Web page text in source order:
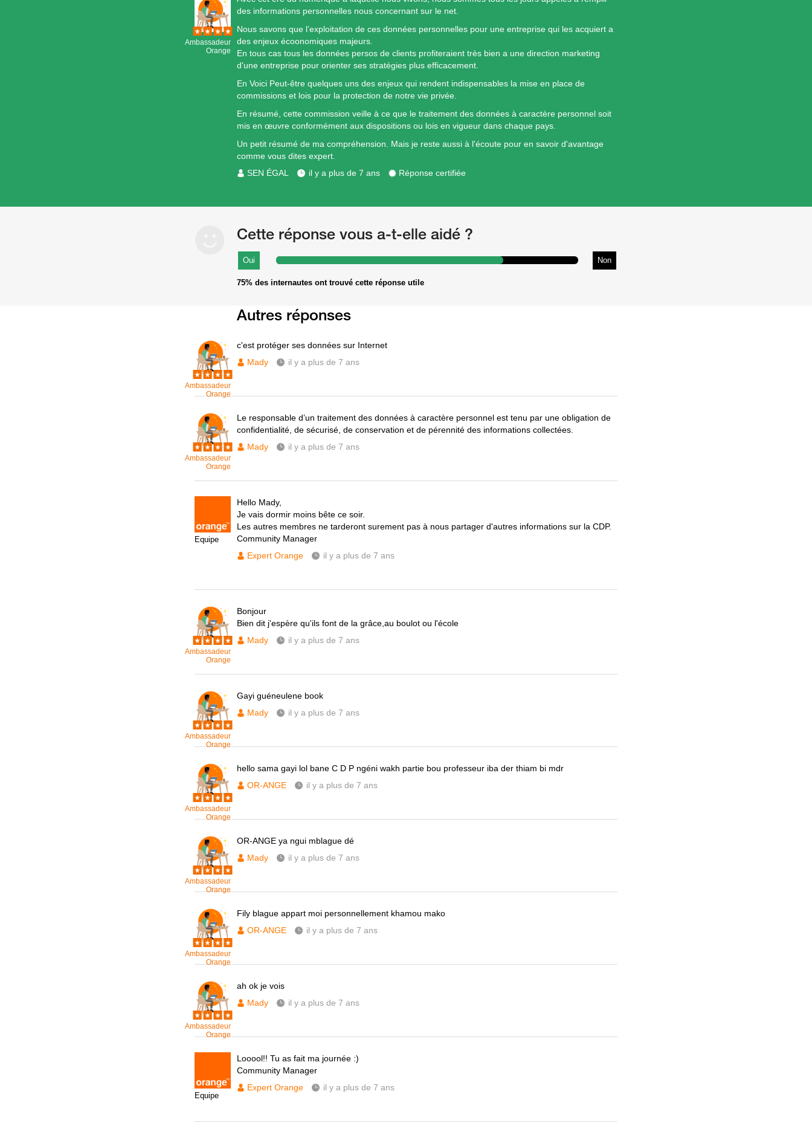
Ambassadeur
Orange
des informations personnelles nous concernant sur le net.
Nous savons que l’exploitation de ces données personnelles pour une entreprise qui les acquiert a
des enjeux écoonomiques majeurs.
En tous cas tous les données persos de clients profiteraient très bien a une direction marketing
d'une entreprise pour orienter ses stratégies plus efficacement.
En Voici Peut-être quelques uns des enjeux qui rendent indispensables la mise en place de
commissions et lois pour la protection de notre vie privée.
En résumé, cette commission veille à ce que le traitement des données à caractère personnel soit
mis en œuvre conformément aux dispositions ou lois en vigueur dans chaque pays.
Un petit résumé de ma compréhension. Mais je reste aussi à l'écoute pour en savoir d'avantage
comme vous dites expert.
SEN ÉGAL
il y a plus de 7 ans Réponse certifiée
Cette réponse vous a-t-elle aidé ?
Non
Oui
75% des internautes ont trouvé cette réponse utile
Autres réponses
Ambassadeur
Orange
c'est protéger ses données sur Internet
Mady
il y a plus de 7 ans
Ambassadeur
Orange
Le responsable d’un traitement des données à caractère personnel est tenu par une obligation de
confidentialité, de sécurisé, de conservation et de pérennité des informations collectées.
Mady
il y a plus de 7 ans
Equipe
Hello Mady,
Je vais dormir moins bête ce soir.
Les autres membres ne tarderont surement pas à nous partager d'autres informations sur la CDP.
Community Manager
Expert Orange
il y a plus de 7 ans
Ambassadeur
Orange
Bonjour
Bien dit j'espère qu'ils font de la grâce,au boulot ou l'école
Mady
il y a plus de 7 ans
Ambassadeur
Orange
Gayi guéneulene book
Mady
il y a plus de 7 ans
Ambassadeur
Orange
hello sama gayi lol bane C D P ngéni wakh partie bou professeur iba der thiam bi mdr
OR-ANGE
il y a plus de 7 ans
Ambassadeur
Orange
OR-ANGE ya ngui mblague dé
Mady
il y a plus de 7 ans
Ambassadeur
Orange
Fily blague appart moi personnellement khamou mako
OR-ANGE
il y a plus de 7 ans
Ambassadeur
Orange
ah ok je vois
Mady
il y a plus de 7 ans
Equipe
Looool!! Tu as fait ma journée :)
Community Manager
Expert Orange
il y a plus de 7 ans